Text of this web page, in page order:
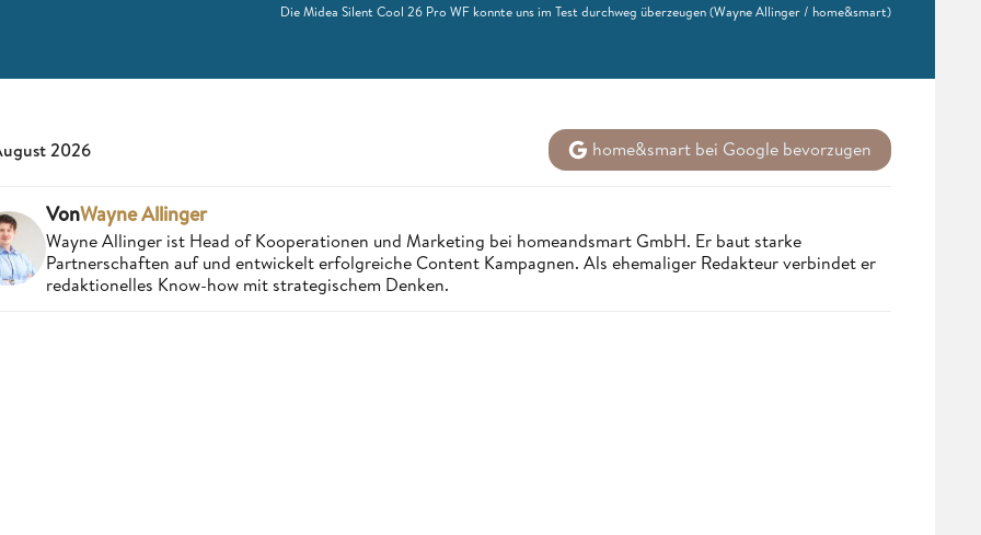
Die Midea Silent Cool 26 Pro WF konnte uns im Test durchweg überzeugen(Wayne Allinger / home&smart)
2026 home&smart bei Google bevorzugen
VonWayne Allinger
Wayne Allinger ist Head of Kooperationen und Marketing bei homeandsmart GmbH. Er baut starke
Partnerschaften auf und entwickelt erfolgreiche Content Kampagnen. Als ehemaliger Redakteur verbindet er
redaktionelles Know-how mit strategischem Denken.